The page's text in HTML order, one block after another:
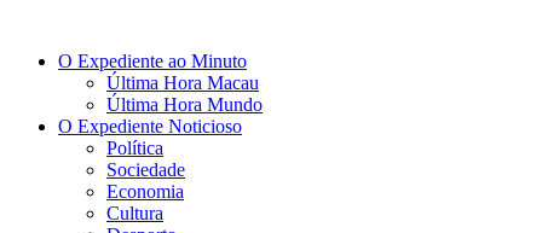
O Expediente ao Minuto
Última Hora Macau
Última Hora Mundo
O Expediente Noticioso
Política
Sociedade
Economia
Cultura